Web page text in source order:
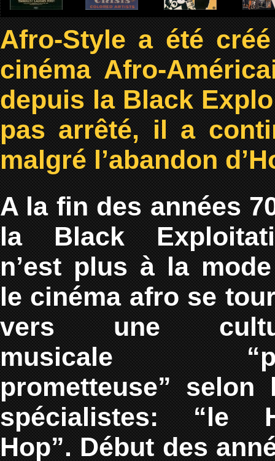
Afro-Style a été
cinéma Afro-
depuis la Black
pas arrêté, il a
malgré l’abandon
A la fin des années
la Black
n’est plus à la
le cinéma afro se
vers une
musicale
prometteuse” selon
spécialistes: “le
Hop”. Début des